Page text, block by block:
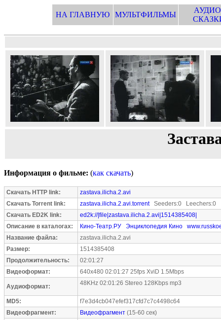
НА ГЛАВНУЮ МУЛЬТФИЛЬМЫ
Информация о фильме: (как скачать)
Скачать HTTP link:
zastava.ilicha.2.avi
Скачать Torrent link:
zastava.ilicha.2.avi.torrentSeeders:0 Leechers:0
Скачать ED2K link:
ed2k://|file|zastava.ilicha.2.avi|1514385408|
Описание в каталогах:
Кино-Театр.РУ Энциклопедия Кино
Название файла:
zastava.ilicha.2.avi
Размер:
1514385408
Продолжительность:
02:01:27
Видеоформат:
640x480 02:01:27 25fps XviD 1.5Mbps
Аудиоформат: 48KHz 02:01:26 Stereo 128Kbps mp3
MD5:
f7e3d4cb047efef317cfd7c7c4498c64
Видеофрагмент:
Видеофрагмент (15-60 сек)